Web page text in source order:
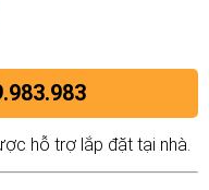
hỗ trợ lắp đặt tại nhà.